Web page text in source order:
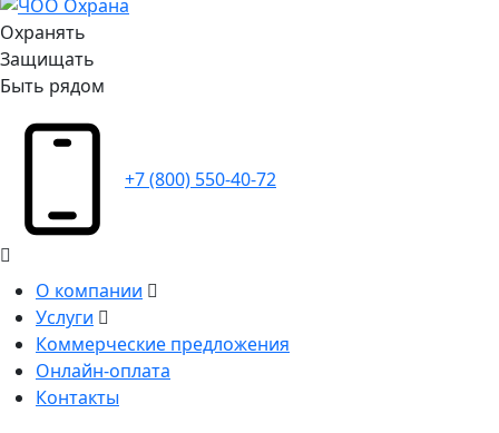
Охранять
Защищать
Быть рядом
+7 (800) 550-40-72
О компании
Услуги
Коммерческие предложения
Онлайн-оплата
Контакты